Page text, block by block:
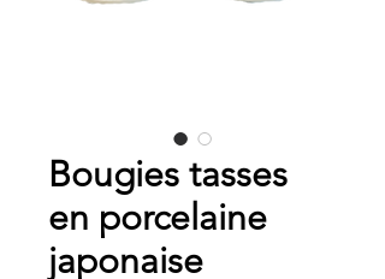
Bougies tasses
en porcelaine
japonaise